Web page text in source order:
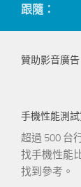
跟隨：
贊助影音廣告
手機性能測
超過 500 台
找手機性能
找到參考。